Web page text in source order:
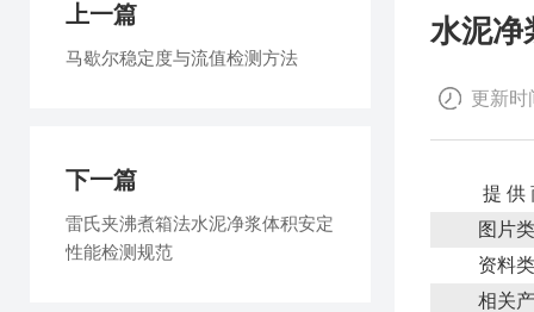
水泥净
更新时
提 供
图片
资料
相关
上一篇
马歇尔稳定度与流值检测方法
下一篇
雷氏夹沸煮箱法水泥净浆体积安定
性能检测规范